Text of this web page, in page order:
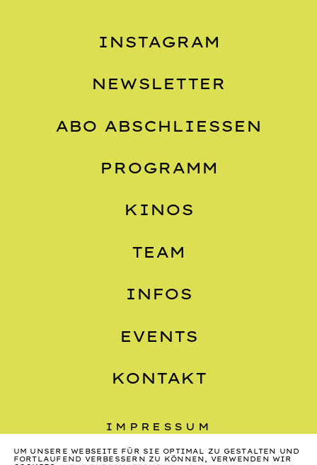
INSTAGRAM
NEWSLETTER
ABO ABSCHLIESSEN
PROGRAMM
KINOS
TEAM
INFOS
EVENTS
KONTAKT
IMPRESSUM
DATENSCHUTZ
UM UNSERE WEBSEITE FÜR SIE OPTIMAL ZU GESTALTEN UND
FORTLAUFEND VERBESSERN ZU KÖNNEN, VERWENDEN WIR